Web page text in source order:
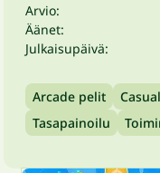
Arvio:
Äänet:
Julkaisupäivä:
Arcade pelit Casual
Tasapainoilu